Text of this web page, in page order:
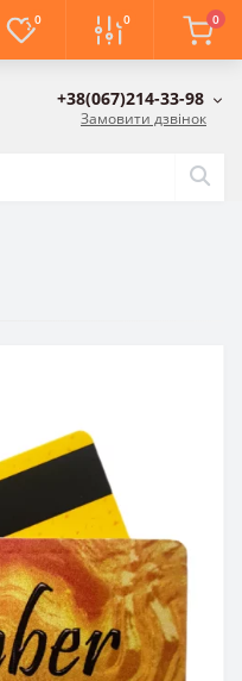
0 0 0
+38(067)214-33-98
Замовити дзвінок